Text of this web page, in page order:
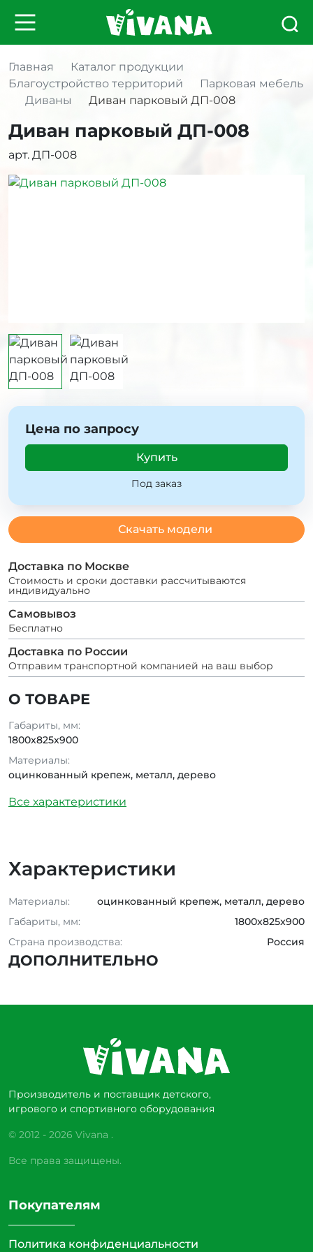
Главная
Каталог продукции
Благоустройство территорий
Парковая мебель
Диваны
Диван парковый ДП-008
Диван парковый ДП-008
арт. ДП-008
О ТОВАРЕ
Габариты, мм:
1800x825x900
Материалы:
оцинкованный крепеж, металл, дерево
Все характеристики
Цена по запросу
Купить
Под заказ
Скачать модели
Доставка по Москве
Стоимость и сроки доставки рассчитываются
индивидуально
Самовывоз
Бесплатно
Доставка по России
Отправим транспортной компанией на ваш выбор
Характеристики
Материалы:
оцинкованный крепеж, металл, дерево
Габариты, мм:
1800x825x900
Страна производства:
Россия
ДОПОЛНИТЕЛЬНО
Производитель и поставщик детского,
игрового и спортивного оборудования
© 2012 - 2026 Vivana .
Все права защищены.
Покупателям
Политика конфиденциальности